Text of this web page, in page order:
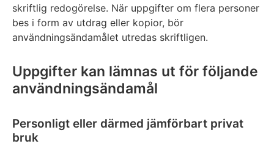
skriftlig redogörelse. När uppgifter om flera personer
bes i form av utdrag eller kopior, bör
användningsändamålet utredas skriftligen.
Uppgifter kan lämnas ut för följande
användningsändamål
Personligt eller därmed jämförbart privat
bruk